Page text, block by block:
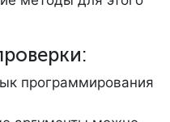
программирования